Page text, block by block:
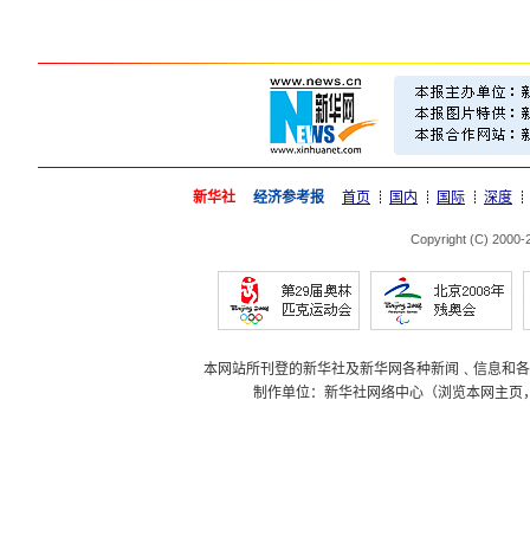
新华社 经济参考报 首页 国内 国际 深度
Copyright (C) 2000-
本网站所刊登的新华社及新华网各种新闻﹑信息和
制作单位：新华社网络中心（浏览本网主